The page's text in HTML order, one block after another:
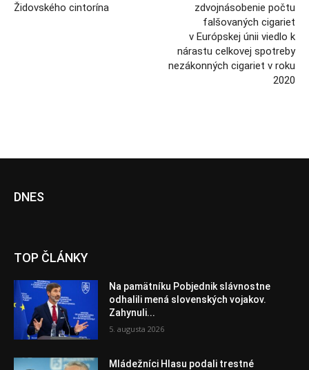
Židovského cintorína
zdvojnásobenie počtu
falšovaných cigariet
v Európskej únii viedlo k
nárastu celkovej spotreby
nezákonných cigariet v roku
2020
DNES
TOP ČLÁNKY
Na pamätníku Pobjednik slávnostne
odhalili mená slovenských vojakov.
Zahynuli...
5. augusta 2026
Mládežníci Hlasu podali trestné